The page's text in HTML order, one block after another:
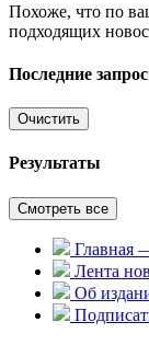
Похоже, что по
подходящих
Последние
Очистить
Результаты
Смотреть все
Главная
Лента
Об